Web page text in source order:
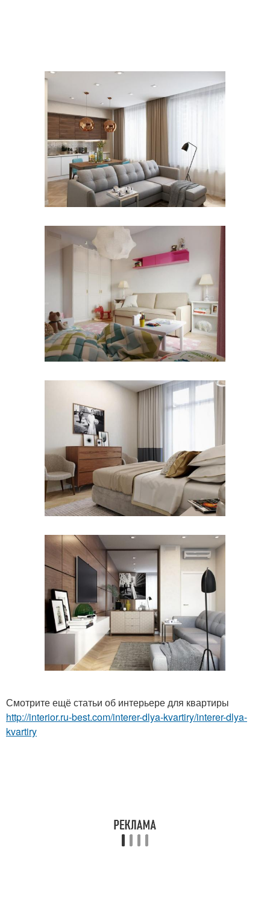
Смотрите ещё статьи об интерьере для квартиры
http://interior.ru-best.com/interer-dlya-kvartiry/interer-dlya-
kvartiry